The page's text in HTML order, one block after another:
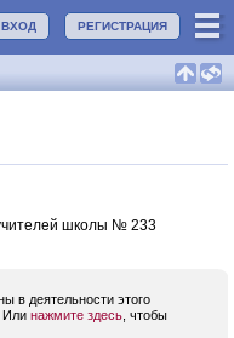
РЕГИСТРАЦИЯ
ВХОД
школы № 233
в деятельности этого
Или нажмите здесь , чтобы